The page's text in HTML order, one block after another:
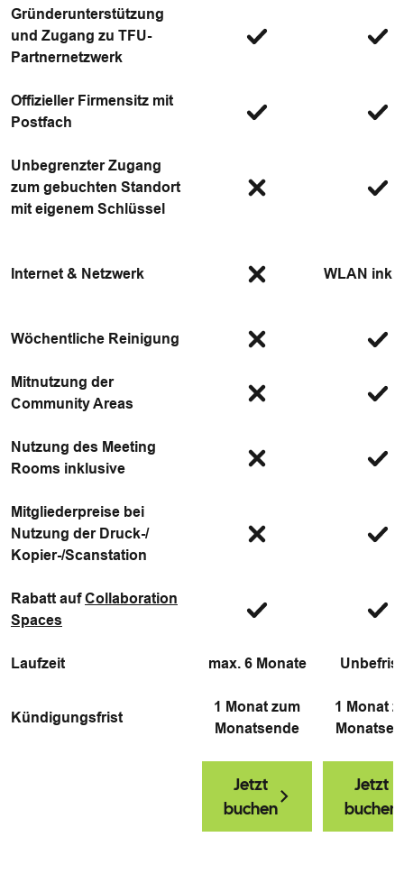
Gründerunterstützung
und Zugang zu TFU-
Partnernetzwerk
Offizieller Firmensitz mit
Postfach
Unbegrenzter Zugang
zum gebuchten Standort
mit eigenem Schlüssel
Internet & Netzwerk WLAN
Wöchentliche Reinigung
Mitnutzung der
Community Areas
Nutzung des Meeting
Rooms inklusive
Mitgliederpreise bei
Nutzung der Druck-/
Kopier-/Scanstation
Rabatt aufCollaboration
Spaces
Laufzeit max. 6 Monate
Kündigungsfrist
1 Monat zum
Monatsende
1 Monat
Jetzt
buchen
Jetzt
buchen